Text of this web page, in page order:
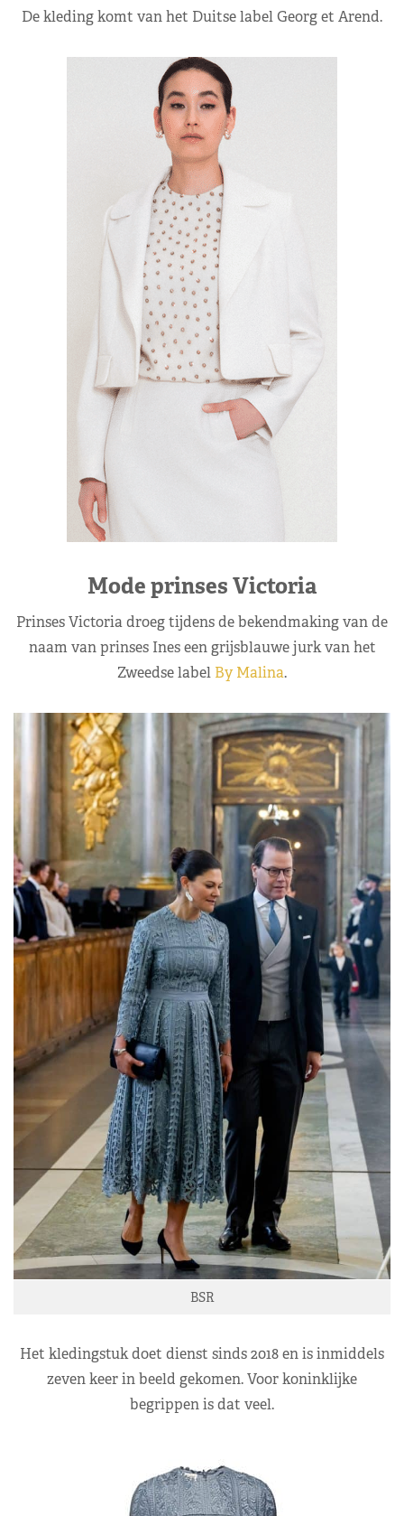
De kleding komt van het Duitse label Georg et Arend.
Mode prinses Victoria
Prinses Victoria droeg tijdens de bekendmaking van de
naam van prinses Ines een grijsblauwe jurk van het
Zweedse label By Malina.
BSR
Het kledingstuk doet dienst sinds 2018 en is inmiddels
zeven keer in beeld gekomen. Voor koninklijke
begrippen is dat veel.